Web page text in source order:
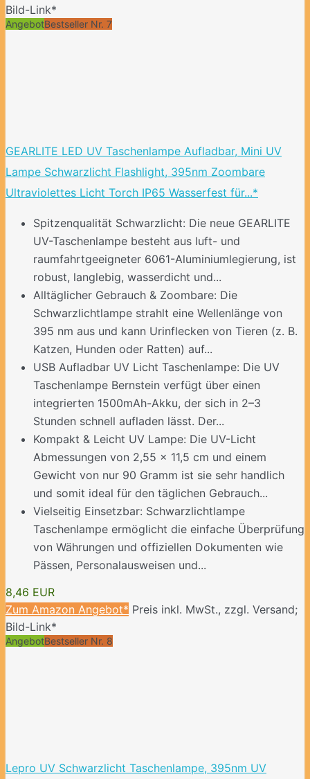
Bild-Link*
AngebotBestseller Nr. 7
GEARLITE LED UV Taschenlampe Aufladbar, Mini UV
Lampe Schwarzlicht Flashlight, 395nm Zoombare
Ultraviolettes Licht Torch IP65 Wasserfest für...*
Spitzenqualität Schwarzlicht: Die neue GEARLITE
UV-Taschenlampe besteht aus luft- und
raumfahrtgeeigneter 6061-Aluminiumlegierung, ist
robust, langlebig, wasserdicht und...
Alltäglicher Gebrauch & Zoombare: Die
Schwarzlichtlampe strahlt eine Wellenlänge von
395 nm aus und kann Urinflecken von Tieren (z. B.
Katzen, Hunden oder Ratten) auf...
USB Aufladbar UV Licht Taschenlampe: Die UV
Taschenlampe Bernstein verfügt über einen
integrierten 1500mAh-Akku, der sich in 2–3
Stunden schnell aufladen lässt. Der...
Kompakt & Leicht UV Lampe: Die UV-Licht
Abmessungen von 2,55 × 11,5 cm und einem
Gewicht von nur 90 Gramm ist sie sehr handlich
und somit ideal für den täglichen Gebrauch...
Vielseitig Einsetzbar: Schwarzlichtlampe
Taschenlampe ermöglicht die einfache Überprüfung
von Währungen und offiziellen Dokumenten wie
Pässen, Personalausweisen und...
8,46 EUR
Zum Amazon Angebot* Preis inkl. MwSt., zzgl. Versand;
Bild-Link*
AngebotBestseller Nr. 8
Lepro UV Schwarzlicht Taschenlampe, 395nm UV